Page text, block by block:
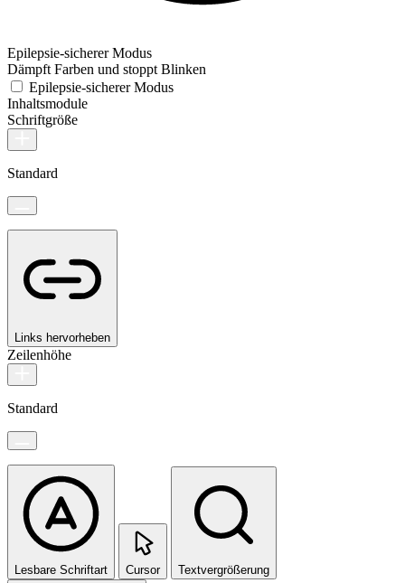
Epilepsie-sicherer Modus
Dämpft Farben und stoppt Blinken
Epilepsie-sicherer Modus
Inhaltsmodule
Schriftgröße
Standard
Links hervorheben
Zeilenhöhe
Standard
Lesbare Schriftart Cursor Textvergrößerung